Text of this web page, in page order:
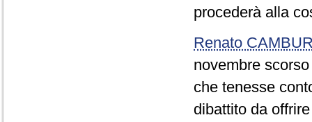
procederà alla
Renato
novembre
che tenesse
dibattito da